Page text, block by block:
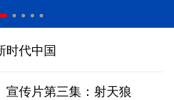
时代中国
宣传片第三集：射天狼